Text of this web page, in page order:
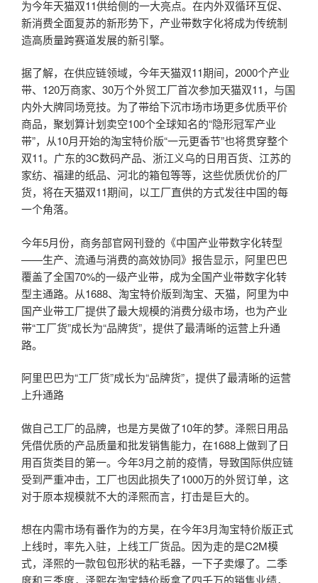
为今年天猫双11供给侧的一大亮点。在内外双循环互促、
新消费全面复苏的新形势下，产业带数字化将成为传统制
造高质量跨赛道发展的新引擎。
据了解，在供应链领域，今年天猫双11期间，2000个产业
带、120万商家、30万个外贸工厂首次参加天猫双11，与国
内外大牌同场竞技。为了带给下沉市场市场更多优质平价
商品，聚划算计划卖空100个全球知名的“隐形冠军产业
带”，从10月开始的淘宝特价版“一元更香节”也将贯穿整个
双11。广东的3C数码产品、浙江义乌的日用百货、江苏的
家纺、福建的纸品、河北的箱包等等，这些优质优价的厂
货，将在天猫双11期间，以工厂直供的方式发往中国的每
一个角落。
今年5月份，商务部官网刊登的《中国产业带数字化转型
——生产、流通与消费的高效协同》报告显示，阿里巴巴
覆盖了全国70%的一级产业带，成为全国产业带数字化转
型主通路。从1688、淘宝特价版到淘宝、天猫，阿里为中
国产业带工厂提供了最大规模的消费分级市场，也为产业
带“工厂货”成长为“品牌货”，提供了最清晰的运营上升通
路。
阿里巴巴为“工厂货”成长为“品牌货”，提供了最清晰的运营
上升通路
做自己工厂的品牌，也是方昊做了10年的梦。泽熙日用品
凭借优质的产品质量和批发销售能力，在1688上做到了日
用百货类目的第一。今年3月之前的疫情，导致国际供应链
受到严重冲击，工厂也因此损失了1000万的外贸订单，这
对于原本规模就不大的泽熙而言，打击是巨大的。
想在内需市场有番作为的方昊，在今年3月淘宝特价版正式
上线时，率先入驻，上线工厂货品。因为走的是C2M模
式，泽熙的一款包包形状的粘毛器，一下子卖爆了。二季
度和三季度，泽熙在淘宝特价版拿了四千万的销售业绩，